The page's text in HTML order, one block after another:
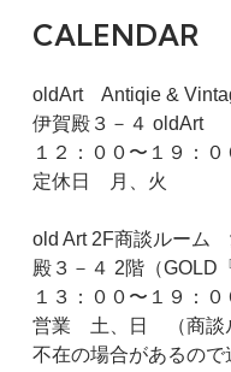
CALENDAR
oldArt Antiqie &
伊賀殿３－４ oldArt
１２：００〜１９：
定休日 月、火
old Art 2F商談ルーム
殿３－４ 2階（GOLD
１３：００〜１９：０
営業 土、日 （商談
不在の場合があるの